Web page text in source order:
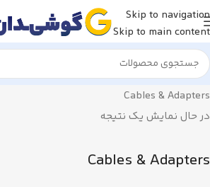
Skip to navigation
Skip to main content
گوشیدان فروشگاه Hardware & Components
Cables & Adapters
در حال نمایش یک نتیجه
Cables & Adapters